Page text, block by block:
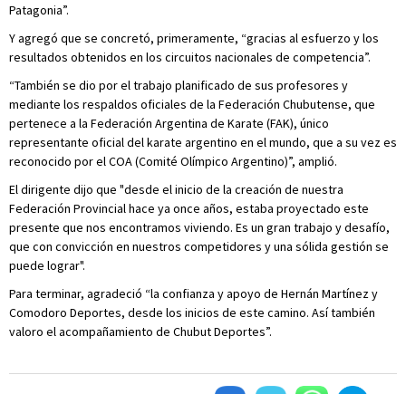
Patagonia”.
Y agregó que se concretó, primeramente, “gracias al esfuerzo y los
resultados obtenidos en los circuitos nacionales de competencia”.
“También se dio por el trabajo planificado de sus profesores y
mediante los respaldos oficiales de la Federación Chubutense, que
pertenece a la Federación Argentina de Karate (FAK), único
representante oficial del karate argentino en el mundo, que a su vez es
reconocido por el COA (Comité Olímpico Argentino)”, amplió.
El dirigente dijo que "desde el inicio de la creación de nuestra
Federación Provincial hace ya once años, estaba proyectado este
presente que nos encontramos viviendo. Es un gran trabajo y desafío,
que con convicción en nuestros competidores y una sólida gestión se
puede lograr".
Para terminar, agradeció “la confianza y apoyo de Hernán Martínez y
Comodoro Deportes, desde los inicios de este camino. Así también
valoro el acompañamiento de Chubut Deportes”.